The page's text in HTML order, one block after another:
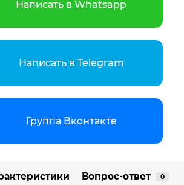
Написать в Whatsapp
Написать в Telegram
Группа Вконтакте
Вопрос-ответ 0